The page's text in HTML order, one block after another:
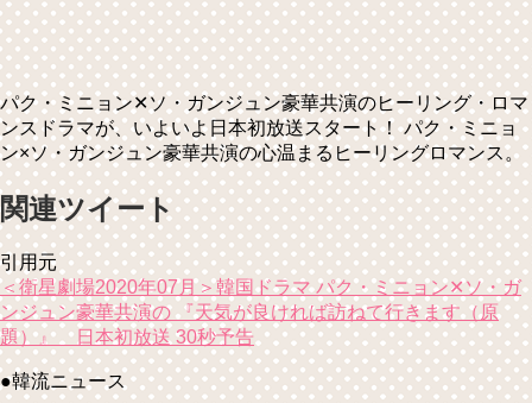
パク・ミニョン✕ソ・ガンジュン豪華共演のヒーリング・ロマ
ンスドラマが、いよいよ日本初放送スタート！ パク・ミニョ
ン×ソ・ガンジュン豪華共演の心温まるヒーリングロマンス。
関連ツイート
引用元
＜衛星劇場2020年07月＞韓国ドラマ パク・ミニョン✕ソ・ガ
ンジュン豪華共演の 『天気が良ければ訪ねて行きます（原
題）』 日本初放送 30秒予告
●韓流ニュース